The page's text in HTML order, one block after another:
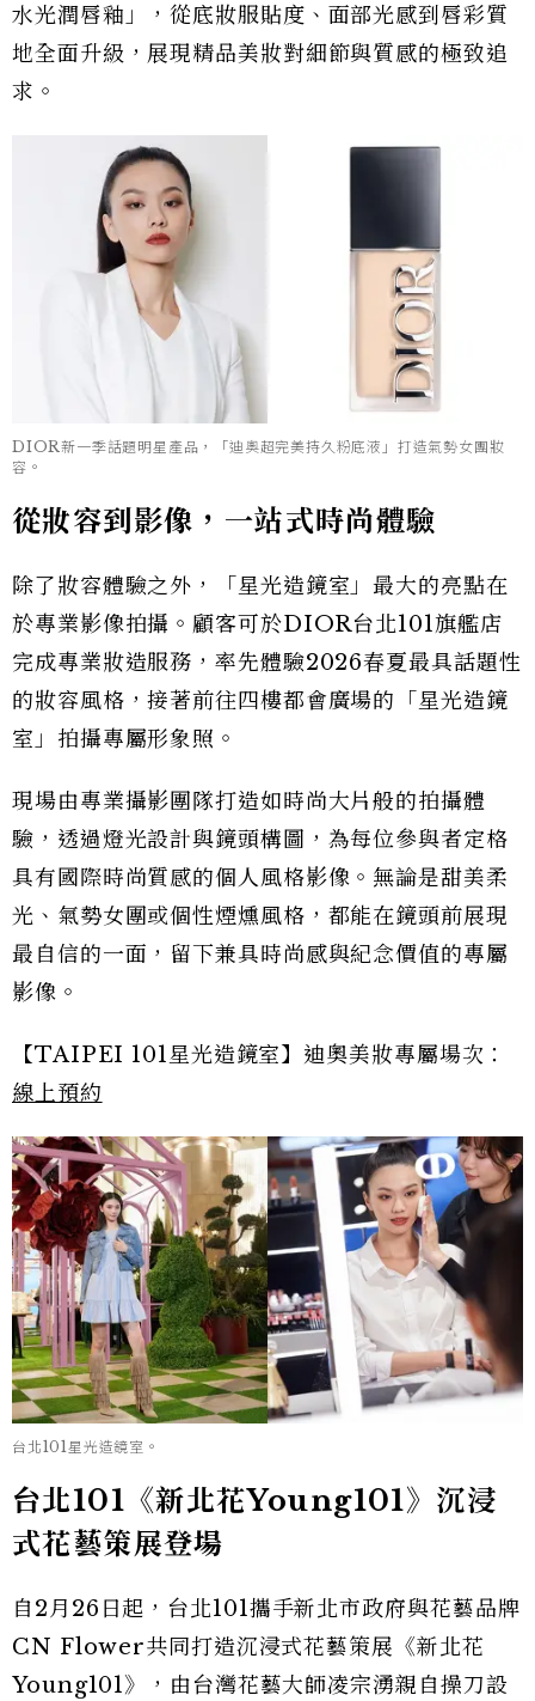
水光潤唇釉」，從底妝服貼度、面部光感到唇彩質
地全面升級，展現精品美妝對細節與質感的極致追
求。
DIOR新一季話題明星產品，「迪奧超完美持久粉底液」打造氣勢女團妝
容。
從妝容到影像，一站式時尚體驗
除了妝容體驗之外，「星光造鏡室」最大的亮點在
於專業影像拍攝。顧客可於DIOR台北101旗艦店
完成專業妝造服務，率先體驗2026春夏最具話題性
的妝容風格，接著前往四樓都會廣場的「星光造鏡
室」拍攝專屬形象照。
現場由專業攝影團隊打造如時尚大片般的拍攝體
驗，透過燈光設計與鏡頭構圖，為每位參與者定格
具有國際時尚質感的個人風格影像。無論是甜美柔
光、氣勢女團或個性煙燻風格，都能在鏡頭前展現
最自信的一面，留下兼具時尚感與紀念價值的專屬
影像。
【TAIPEI 101星光造鏡室】迪奧美妝專屬場次：
線上預約
台北101星光造鏡室。
台北101《新北花Young101》沉浸
式花藝策展登場
自2月26日起，台北101攜手新北市政府與花藝品牌
CN Flower共同打造沉浸式花藝策展《新北花
Young101》，由台灣花藝大師凌宗湧親自操刀設